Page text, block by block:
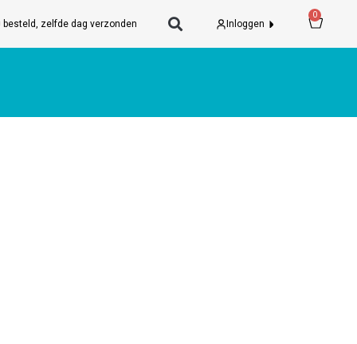
besteld, zelfde dag verzonden Inloggen
0